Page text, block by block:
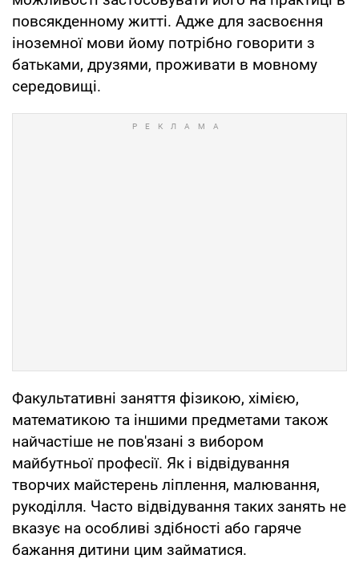
повсякденному житті. Адже для засвоєння
іноземної мови йому потрібно говорити з
батьками, друзями, проживати в мовному
середовищі.
Факультативні заняття фізикою, хімією,
математикою та іншими предметами також
найчастіше не пов'язані з вибором
майбутньої професії. Як і відвідування
творчих майстерень ліплення, малювання,
рукоділля. Часто відвідування таких занять не
вказує на особливі здібності або гаряче
бажання дитини цим займатися.